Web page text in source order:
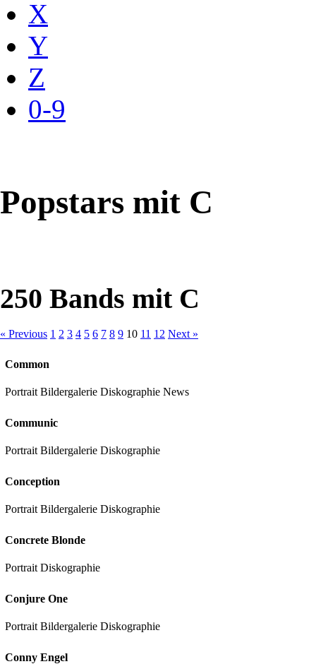
X
Y
Z
0-9
Popstars mit C
250 Bands mit C
« Previous 1 2 3 4 5 6 7 8 9 10 11 12 Next »
Common
Portrait Bildergalerie Diskographie News
Communic
Portrait Bildergalerie Diskographie
Conception
Portrait Bildergalerie Diskographie
Concrete Blonde
Portrait Diskographie
Conjure One
Portrait Bildergalerie Diskographie
Conny Engel